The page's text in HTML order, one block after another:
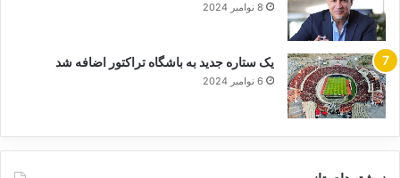
8 نوامبر 2024
یک ستاره جدید به باشگاه تراکتور اضافه شد
6 نوامبر 2024